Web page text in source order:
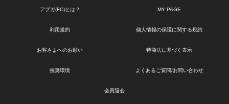
アプガ(FC)とは？ MY PAGE
利用規約 個人情報の保護に関する規約
お客さまへのお願い 特商法に基づく表示
推奨環境 よくあるご質問/お問い合わせ
会員退会